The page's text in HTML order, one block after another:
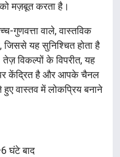
मज़बूत करता है।
गुणवत्ता वाले, वास्तविक
जिससे यह सुनिश्चित होता है
विकल्पों के विपरीत, यह
पर केंद्रित है और आपके चैनल
वास्तव में लोकप्रिय बनाने
घंटे बाद